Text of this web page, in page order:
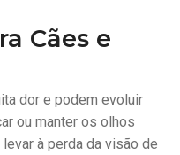
Cães e
dor e podem evoluir
ou manter os olhos
à perda da visão de